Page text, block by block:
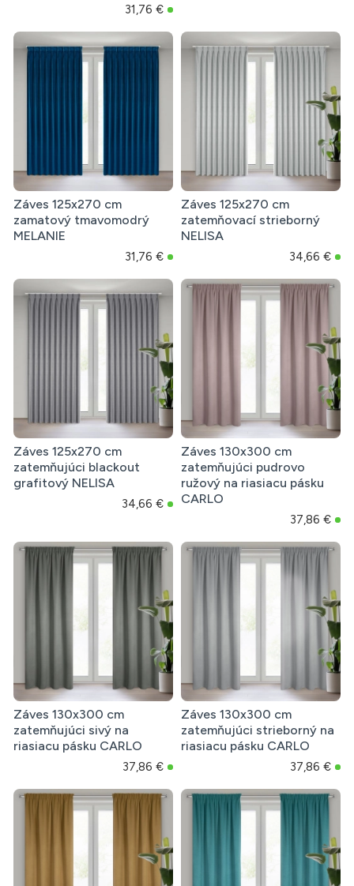
31,76 €
Záves 125x270 cm
zamatový tmavomodrý
MELANIE
31,76 €
Záves 125x270 cm
zatemňovací strieborný
NELISA
34,66 €
Záves 125x270 cm
zatemňujúci blackout
grafitový NELISA
34,66 €
Záves 130x300 cm
zatemňujúci pudrovo
ružový na riasiacu pásku
CARLO
37,86 €
Záves 130x300 cm
zatemňujúci sivý na
riasiacu pásku CARLO
37,86 €
Záves 130x300 cm
zatemňujúci strieborný na
riasiacu pásku CARLO
37,86 €